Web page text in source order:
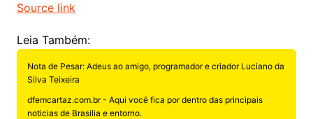
Source link
Leia Também:
Nota de Pesar: Adeus ao amigo, programador e criador Luciano da
Silva Teixeira
dfemcartaz.com.br - Aqui você fica por dentro das principais
noticias de Brasilia e entorno.